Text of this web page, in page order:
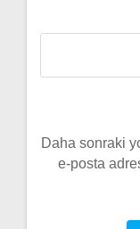
Daha sonraki
e-posta